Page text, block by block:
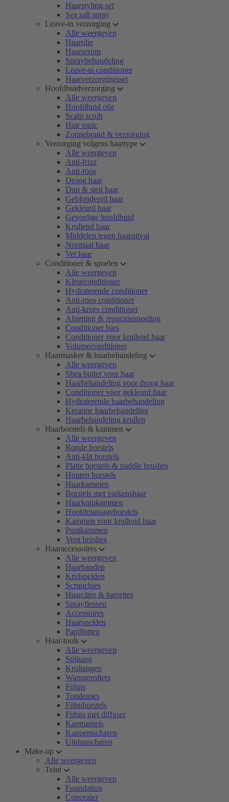
Haarstyling-set
Sea salt spray
Leave-in verzorging
Alle weergeven
Haarolie
Haarserum
Spraybehandeling
Leave-in conditioner
Haarverzorgingsset
Hoofdhuidverzorging
Alle weergeven
Hoofdhuid olie
Scalp scrub
Hair tonic
Zonnebrand & verzorging
Verzorging volgens haartype
Alle weergeven
Anti-frizz
Anti-roos
Droog haar
Dun & steil haar
Geblondeerd haar
Gekleurd haar
Gevoelige hoofdhuid
Krullend haar
Middelen tegen haaruitval
Normaal haar
Vet haar
Conditioner & spoelen
Alle weergeven
Kleurconditioner
Hydraterende conditioner
Anti-roos conditioner
Anti-kroes conditioner
Afzetting & reparatiespoeling
Conditioner bars
Conditioner voor krullend haar
Volumeconditioner
Haarmasker & haarbehandeling
Alle weergeven
Shea butter voor haar
Haarbehandeling voor droog haar
Conditioner voor gekleurd haar
Hydraterende haarbehandeling
Keratine haarbehandeling
Haarbehandeling krullen
Haarborstels & kammen
Alle weergeven
Ronde borstels
Anti-klit borstels
Platte borstels & paddle brushes
Houten borstels
Haarkammen
Borstels met varkenshaar
Haarknipkammen
Hoofdmassageborstels
Kammen voor krullend haar
Puntkammen
Vent brushes
Haaraccessoires
Alle weergeven
Haarbanden
Krulspelden
Scrunchies
Haarclips & barrettes
Sprayflessen
Accessoires
Haarspelden
Papillotten
Haar-tools
Alle weergeven
Stijltang
Krultangen
Warmterollers
Föhns
Tondeuses
Föhnborstels
Föhns met diffuser
Kapmantels
Kappersscharen
Uitdunscharen
Make-up
Alle weergeven
Teint
Alle weergeven
Foundation
Concealer